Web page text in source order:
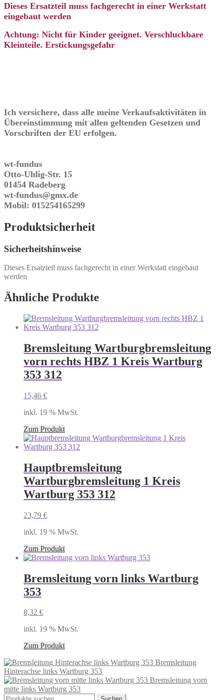
Dieses Ersatzteil muss fachgerecht in einer Werkstatt
eingebaut werden
Achtung: Nicht für Kinder geeignet. Verschluckbare
Kleinteile. Erstickungsgefahr
Ich versichere, dass alle meine Verkaufsaktivitäten in
Übereinstimmung mit allen geltenden Gesetzen und
Vorschriften der EU erfolgen.
wt-fundus
Otto-Uhlig-Str. 15
01454 Radeberg
wt-fundus@gmx.de
Mobil: 015254165299
Produktsicherheit
Sicherheitshinweise
Dieses Ersatzteil muss fachgerecht in einer Werkstatt eingebaut
werden
Ähnliche Produkte
Bremsleitung Wartburgbremsleitung
vorn rechts HBZ 1 Kreis Wartburg
353 312
15,46 €
inkl. 19 % MwSt.
Zum Produkt
Hauptbremsleitung
Wartburgbremsleitung 1 Kreis
Wartburg 353 312
23,79 €
inkl. 19 % MwSt.
Zum Produkt
Bremsleitung vorn links Wartburg
353
8,32 €
inkl. 19 % MwSt.
Zum Produkt
Bremsleitung
Hinterachse links Wartburg 353
Bremsleitung vorn
mitte links Wartburg 353
Suchen